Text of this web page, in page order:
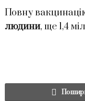
Повну
людини, ще 1,4